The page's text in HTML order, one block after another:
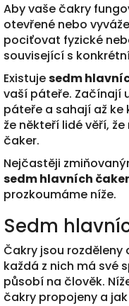
Aby vaše čakry
otevřené nebo
pociťovat fyzické
související s
Existujesedm
vaší páteře. Začínají
páteře a sahají až ke
že někteří lidé věří,
čaker.
Nejčastěji
sedm hlavních čaker
prozkoumáme níže.
Sedm
Čakry jsou
každá z nich má své
působí na člověk.
čakry propojeny a